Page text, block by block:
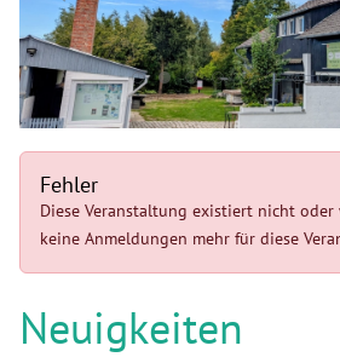
Fehler
Diese Veranstaltung existiert nicht oder
keine Anmeldungen mehr für diese
Neuigkeiten